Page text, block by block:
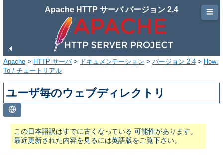
Apache HTTP サーバ バージョン 2.4
Apache > HTTP サーバ> ドキュメンテーション > バージョン 2.4 > How-
To / チュートリアル
ユーザ毎のウェブディレクトリ
この日本語訳はすでに古くなっている 可能性があります。
最近更新された内容を見るには英語版をご覧下さい。
☰